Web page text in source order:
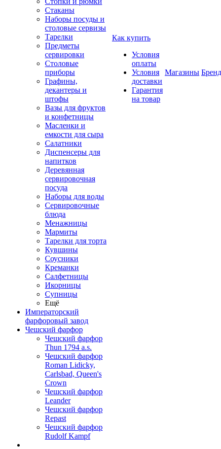
Стаканы
Наборы посуды и
столовые сервизы
Тарелки
Предметы
сервировки
Столовые
приборы
Графины,
декантеры и
штофы
Вазы для фруктов
и конфетницы
Масленки и
емкости для сыра
Салатники
Диспенсеры для
напитков
Деревянная
сервировочная
посуда
Наборы для воды
Сервировочные
блюда
Менажницы
Мармиты
Тарелки для торта
Кувшины
Соусники
Креманки
Салфетницы
Икорницы
Супницы
Ещё
Императорский
фарфоровый завод
Чешский фарфор
Чешский фарфор
Thun 1794 a.s.
Чешский фарфор
Roman Lidicky,
Carlsbad, Queen's
Crown
Чешский фарфор
Leander
Чешский фарфор
Repast
Чешский фарфор
Rudolf Kampf
Как купить
Условия
оплаты
Условия
доставки
Гарантия
на товар
Магазины